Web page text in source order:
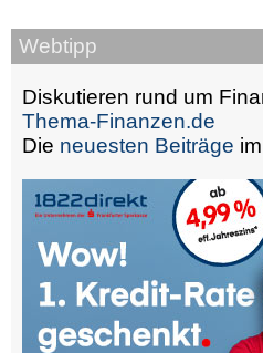
Webtipp
Diskutieren rund um
Thema-Finanzen.de
Die neuesten Beiträge